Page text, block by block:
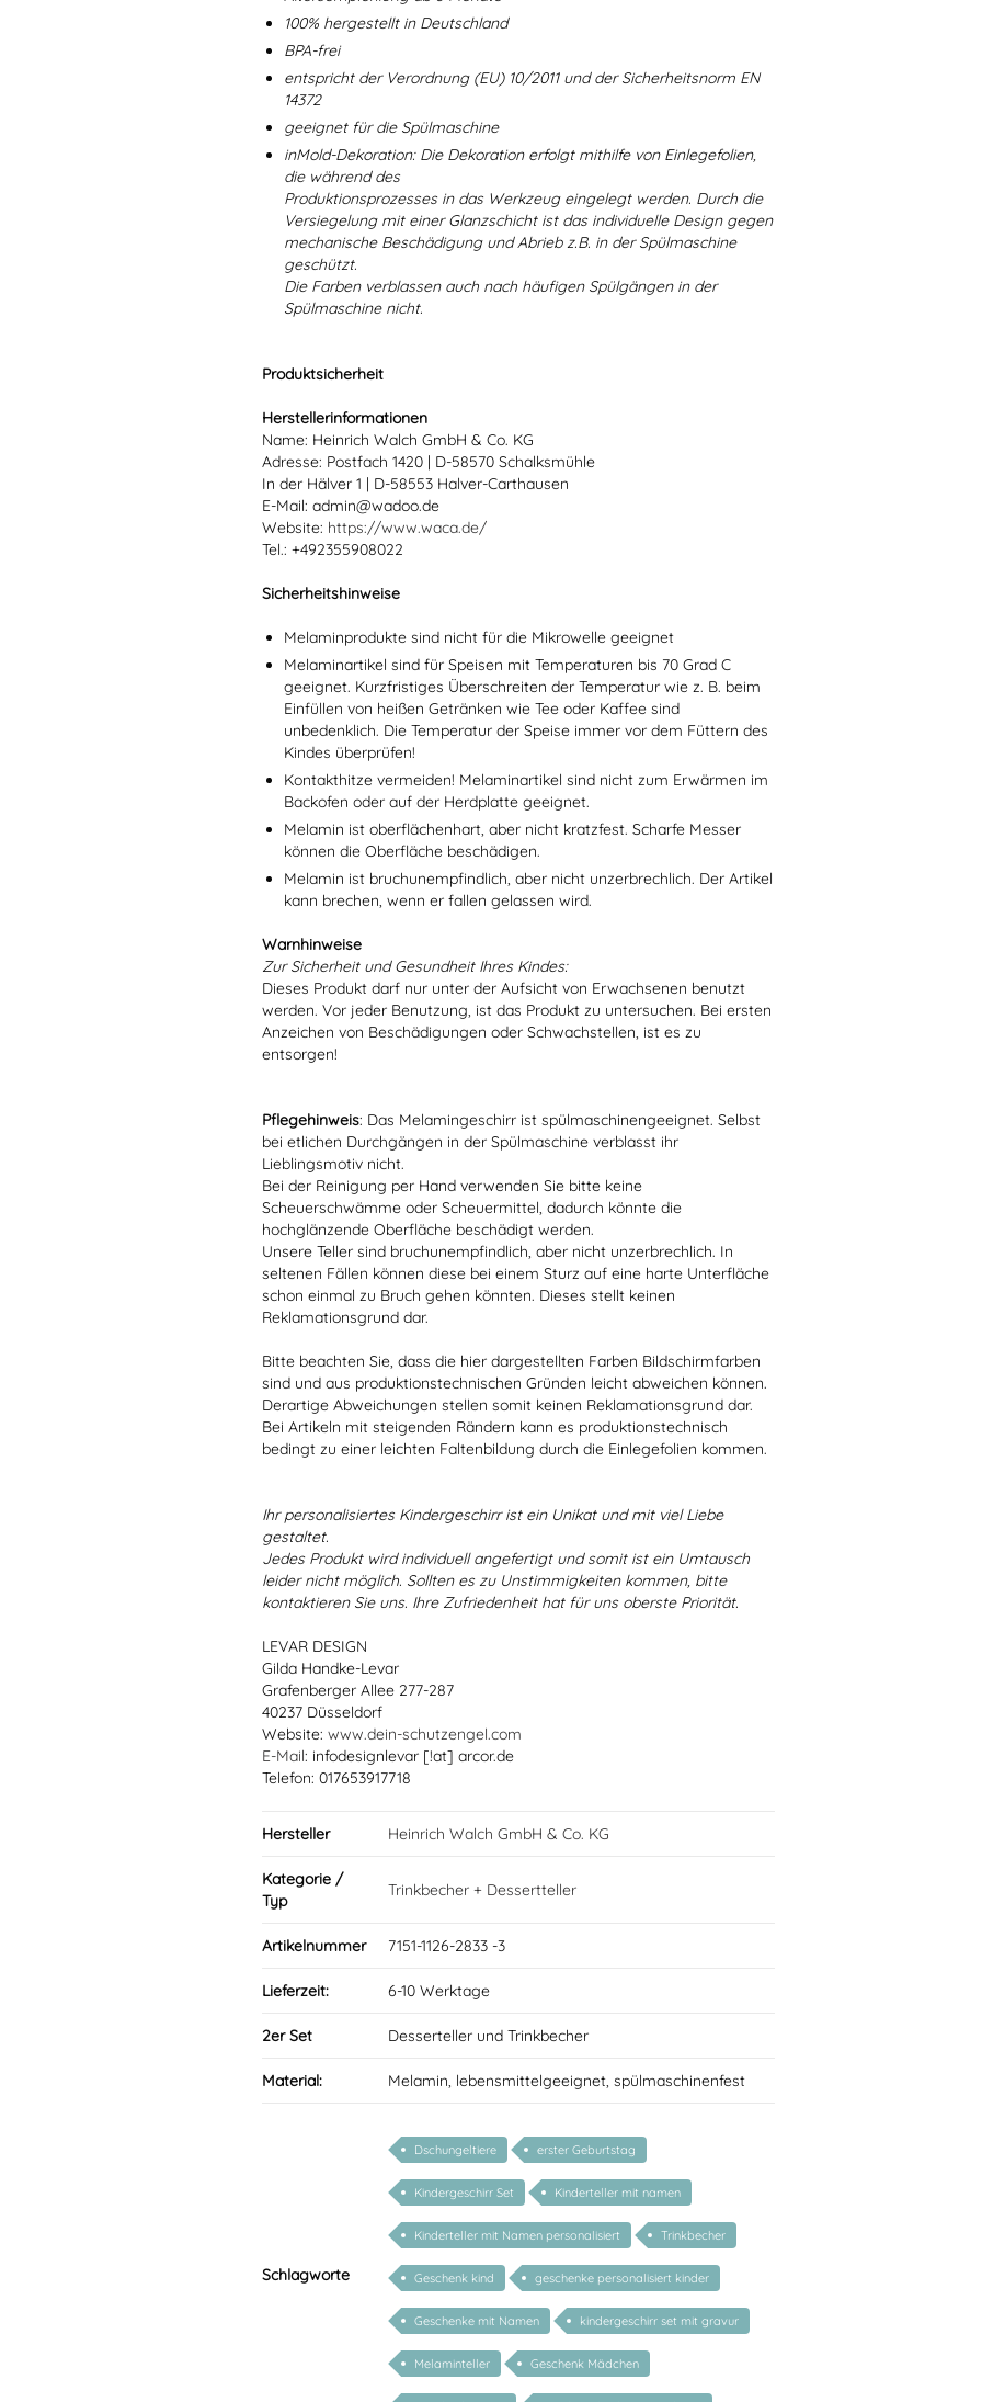
100% hergestellt in Deutschland
BPA-frei
entspricht der Verordnung (EU) 10/2011 und der Sicherheitsnorm EN
14372
geeignet für die Spülmaschine
inMold-Dekoration: Die Dekoration erfolgt mithilfe von Einlegefolien,
die während des
Produktionsprozesses in das Werkzeug eingelegt werden. Durch die
Versiegelung mit einer Glanzschicht ist das individuelle Design gegen
mechanische Beschädigung und Abrieb z.B. in der Spülmaschine
geschützt.
Die Farben verblassen auch nach häufigen Spülgängen in der
Spülmaschine nicht.
Produktsicherheit
Herstellerinformationen
Name: Heinrich Walch GmbH & Co. KG
Adresse: Postfach 1420 | D-58570 Schalksmühle
In der Hälver 1 | D-58553 Halver-Carthausen
E-Mail: admin@wadoo.de
Website: https://www.waca.de/
Tel.: +492355908022
Sicherheitshinweise
Melaminprodukte sind nicht für die Mikrowelle geeignet
Melaminartikel sind für Speisen mit Temperaturen bis 70 Grad C
geeignet. Kurzfristiges Überschreiten der Temperatur wie z. B. beim
Einfüllen von heißen Getränken wie Tee oder Kaffee sind
unbedenklich. Die Temperatur der Speise immer vor dem Füttern des
Kindes überprüfen!
Kontakthitze vermeiden! Melaminartikel sind nicht zum Erwärmen im
Backofen oder auf der Herdplatte geeignet.
Melamin ist oberflächenhart, aber nicht kratzfest. Scharfe Messer
können die Oberfläche beschädigen.
Melamin ist bruchunempfindlich, aber nicht unzerbrechlich. Der Artikel
kann brechen, wenn er fallen gelassen wird.
Warnhinweise
Zur Sicherheit und Gesundheit Ihres Kindes:
Dieses Produkt darf nur unter der Aufsicht von Erwachsenen benutzt
werden. Vor jeder Benutzung, ist das Produkt zu untersuchen. Bei ersten
Anzeichen von Beschädigungen oder Schwachstellen, ist es zu
entsorgen!
Pflegehinweis: Das Melamingeschirr ist spülmaschinengeeignet. Selbst
bei etlichen Durchgängen in der Spülmaschine verblasst ihr
Lieblingsmotiv nicht.
Bei der Reinigung per Hand verwenden Sie bitte keine
Scheuerschwämme oder Scheuermittel, dadurch könnte die
hochglänzende Oberfläche beschädigt werden.
Unsere Teller sind bruchunempfindlich, aber nicht unzerbrechlich. In
seltenen Fällen können diese bei einem Sturz auf eine harte Unterfläche
schon einmal zu Bruch gehen könnten. Dieses stellt keinen
Reklamationsgrund dar.
Bitte beachten Sie, dass die hier dargestellten Farben Bildschirmfarben
sind und aus produktionstechnischen Gründen leicht abweichen können.
Derartige Abweichungen stellen somit keinen Reklamationsgrund dar.
Bei Artikeln mit steigenden Rändern kann es produktionstechnisch
bedingt zu einer leichten Faltenbildung durch die Einlegefolien kommen.
Ihr personalisiertes Kindergeschirr ist ein Unikat und mit viel Liebe
gestaltet.
Jedes Produkt wird individuell angefertigt und somit ist ein Umtausch
leider nicht möglich. Sollten es zu Unstimmigkeiten kommen, bitte
kontaktieren Sie uns. Ihre Zufriedenheit hat für uns oberste Priorität.
LEVAR DESIGN
Gilda Handke-Levar
Grafenberger Allee 277-287
40237 Düsseldorf
Website: www.dein-schutzengel.com
E-Mail: infodesignlevar [!at] arcor.de
Telefon: 017653917718
Hersteller Heinrich Walch GmbH & Co. KG
Kategorie /
Typ
Trinkbecher + Dessertteller
Artikelnummer 7151-1126-2833 -3
Lieferzeit: 6-10 Werktage
2er Set Desserteller und Trinkbecher
Material: Melamin, lebensmittelgeeignet, spülmaschinenfest
Schlagworte
Dschungeltiere erster Geburtstag
Kindergeschirr Set Kinderteller mit namen
Kinderteller mit Namen personalisiert Trinkbecher
Geschenk kind geschenke personalisiert kinder
Geschenke mit Namen kindergeschirr set mit gravur
Melaminteller Geschenk Mädchen